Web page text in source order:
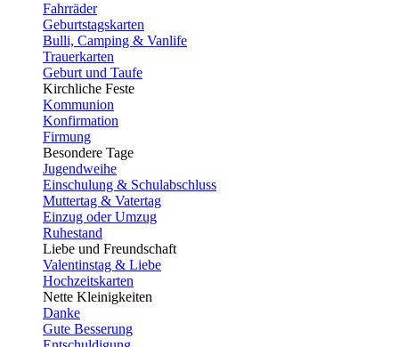
Fahrräder
Geburtstagskarten
Bulli, Camping & Vanlife
Trauerkarten
Geburt und Taufe
Kirchliche Feste
Kommunion
Konfirmation
Firmung
Besondere Tage
Jugendweihe
Einschulung & Schulabschluss
Muttertag & Vatertag
Einzug oder Umzug
Ruhestand
Liebe und Freundschaft
Valentinstag & Liebe
Hochzeitskarten
Nette Kleinigkeiten
Danke
Gute Besserung